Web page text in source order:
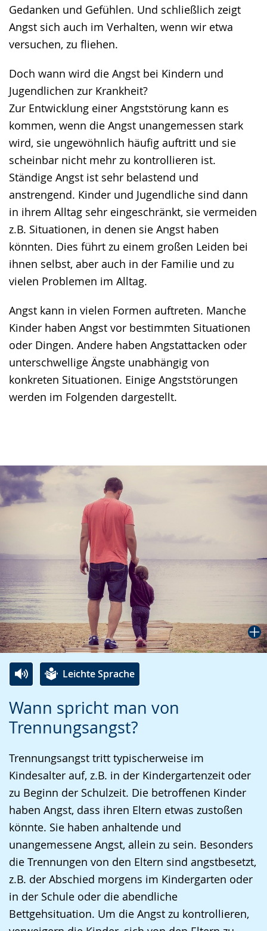
Gedanken und Gefühlen. Und schließlich zeigt
Angst sich auch im Verhalten, wenn wir etwa
versuchen, zu fliehen.
Doch wann wird die Angst bei Kindern und
Jugendlichen zur Krankheit?
Zur Entwicklung einer Angststörung kann es
kommen, wenn die Angst unangemessen stark
wird, sie ungewöhnlich häufig auftritt und sie
scheinbar nicht mehr zu kontrollieren ist.
Ständige Angst ist sehr belastend und
anstrengend. Kinder und Jugendliche sind dann
in ihrem Alltag sehr eingeschränkt, sie vermeiden
z.B. Situationen, in denen sie Angst haben
könnten. Dies führt zu einem großen Leiden bei
ihnen selbst, aber auch in der Familie und zu
vielen Problemen im Alltag.
Angst kann in vielen Formen auftreten. Manche
Kinder haben Angst vor bestimmten Situationen
oder Dingen. Andere haben Angstattacken oder
unterschwellige Ängste unabhängig von
konkreten Situationen. Einige Angststörungen
werden im Folgenden dargestellt.
Wann spricht man von
Trennungsangst?
Trennungsangst tritt typischerweise im
Kindesalter auf, z.B. in der Kindergartenzeit oder
zu Beginn der Schulzeit. Die betroffenen Kinder
haben Angst, dass ihren Eltern etwas zustoßen
könnte. Sie haben anhaltende und
unangemessene Angst, allein zu sein. Besonders
die Trennungen von den Eltern sind angstbesetzt,
z.B. der Abschied morgens im Kindergarten oder
in der Schule oder die abendliche
Bettgehsituation. Um die Angst zu kontrollieren,
Leichte Sprache
Leichten
Sprache
Audio-
Unterstützung.
Video
Gebärdensprache
wird
angezeigt.